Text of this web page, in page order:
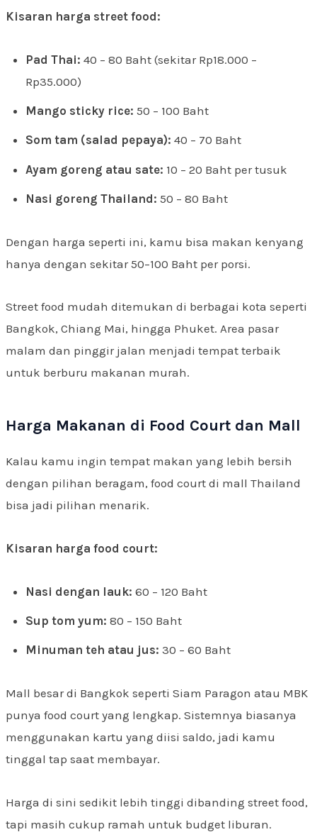
Kisaran harga street food:
Pad Thai: 40 – 80 Baht (sekitar Rp18.000 –
Rp35.000)
Mango sticky rice: 50 – 100 Baht
Som tam (salad pepaya): 40 – 70 Baht
Ayam goreng atau sate: 10 – 20 Baht per tusuk
Nasi goreng Thailand: 50 – 80 Baht
Dengan harga seperti ini, kamu bisa makan kenyang
hanya dengan sekitar 50–100 Baht per porsi.
Street food mudah ditemukan di berbagai kota seperti
Bangkok, Chiang Mai, hingga Phuket. Area pasar
malam dan pinggir jalan menjadi tempat terbaik
untuk berburu makanan murah.
Harga Makanan di Food Court dan Mall
Kalau kamu ingin tempat makan yang lebih bersih
dengan pilihan beragam, food court di mall Thailand
bisa jadi pilihan menarik.
Kisaran harga food court:
Nasi dengan lauk: 60 – 120 Baht
Sup tom yum: 80 – 150 Baht
Minuman teh atau jus: 30 – 60 Baht
Mall besar di Bangkok seperti Siam Paragon atau MBK
punya food court yang lengkap. Sistemnya biasanya
menggunakan kartu yang diisi saldo, jadi kamu
tinggal tap saat membayar.
Harga di sini sedikit lebih tinggi dibanding street food,
tapi masih cukup ramah untuk budget liburan.